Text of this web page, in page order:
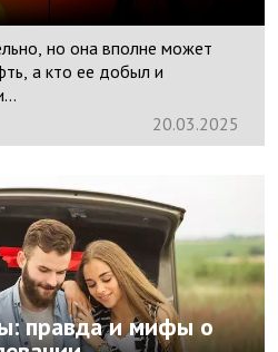
но она вполне может
а кто ее добыл и
20.03.2025
правда и мифы о